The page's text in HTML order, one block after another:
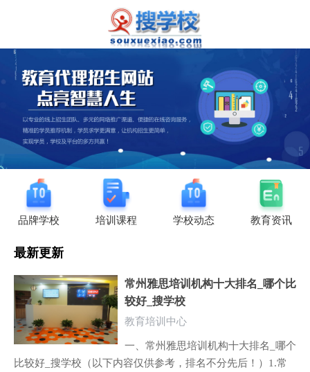
品牌学校 培训课程 学校动态 教育资讯
最新更新
常州雅思培训机构十大排名_哪个比
较好_搜学校
教育培训中心
一、常州雅思培训机构十大排名_哪个
比较好_搜学校（以下内容仅供参考，排名不分先后！）1.常